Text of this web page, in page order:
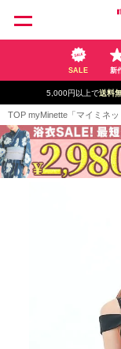
SALE 新
5,000円以上で送料
TOP myMinette「マイミネッ